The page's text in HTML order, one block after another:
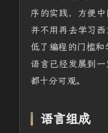
序的实践，方便中
并不用再去学习
低了编程的门槛
语言已经发展到
都十分可观。
语言组成